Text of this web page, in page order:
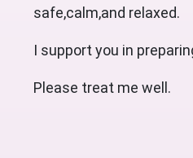
safe,calm,and relaxed.
I support you in
Please treat me well.